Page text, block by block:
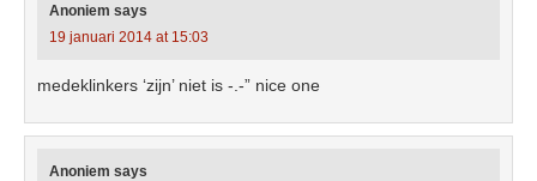
Anoniem says
19 januari 2014 at 15:03
medeklinkers ‘zijn’ niet is -.-” nice one
Anoniem says